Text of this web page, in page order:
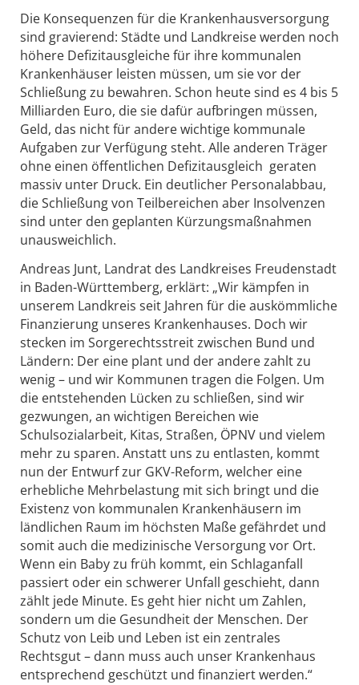
Die Konsequenzen für die Krankenhausversorgung
sind gravierend: Städte und Landkreise werden noch
höhere Defizitausgleiche für ihre kommunalen
Krankenhäuser leisten müssen, um sie vor der
Schließung zu bewahren. Schon heute sind es 4 bis 5
Milliarden Euro, die sie dafür aufbringen müssen,
Geld, das nicht für andere wichtige kommunale
Aufgaben zur Verfügung steht. Alle anderen Träger
ohne einen öffentlichen Defizitausgleich geraten
massiv unter Druck. Ein deutlicher Personalabbau,
die Schließung von Teilbereichen aber Insolvenzen
sind unter den geplanten Kürzungsmaßnahmen
unausweichlich.
Andreas Junt, Landrat des Landkreises Freudenstadt
in Baden-Württemberg, erklärt: „Wir kämpfen in
unserem Landkreis seit Jahren für die auskömmliche
Finanzierung unseres Krankenhauses. Doch wir
stecken im Sorgerechtsstreit zwischen Bund und
Ländern: Der eine plant und der andere zahlt zu
wenig – und wir Kommunen tragen die Folgen. Um
die entstehenden Lücken zu schließen, sind wir
gezwungen, an wichtigen Bereichen wie
Schulsozialarbeit, Kitas, Straßen, ÖPNV und vielem
mehr zu sparen. Anstatt uns zu entlasten, kommt
nun der Entwurf zur GKV-Reform, welcher eine
erhebliche Mehrbelastung mit sich bringt und die
Existenz von kommunalen Krankenhäusern im
ländlichen Raum im höchsten Maße gefährdet und
somit auch die medizinische Versorgung vor Ort.
Wenn ein Baby zu früh kommt, ein Schlaganfall
passiert oder ein schwerer Unfall geschieht, dann
zählt jede Minute. Es geht hier nicht um Zahlen,
sondern um die Gesundheit der Menschen. Der
Schutz von Leib und Leben ist ein zentrales
Rechtsgut – dann muss auch unser Krankenhaus
entsprechend geschützt und finanziert werden.“